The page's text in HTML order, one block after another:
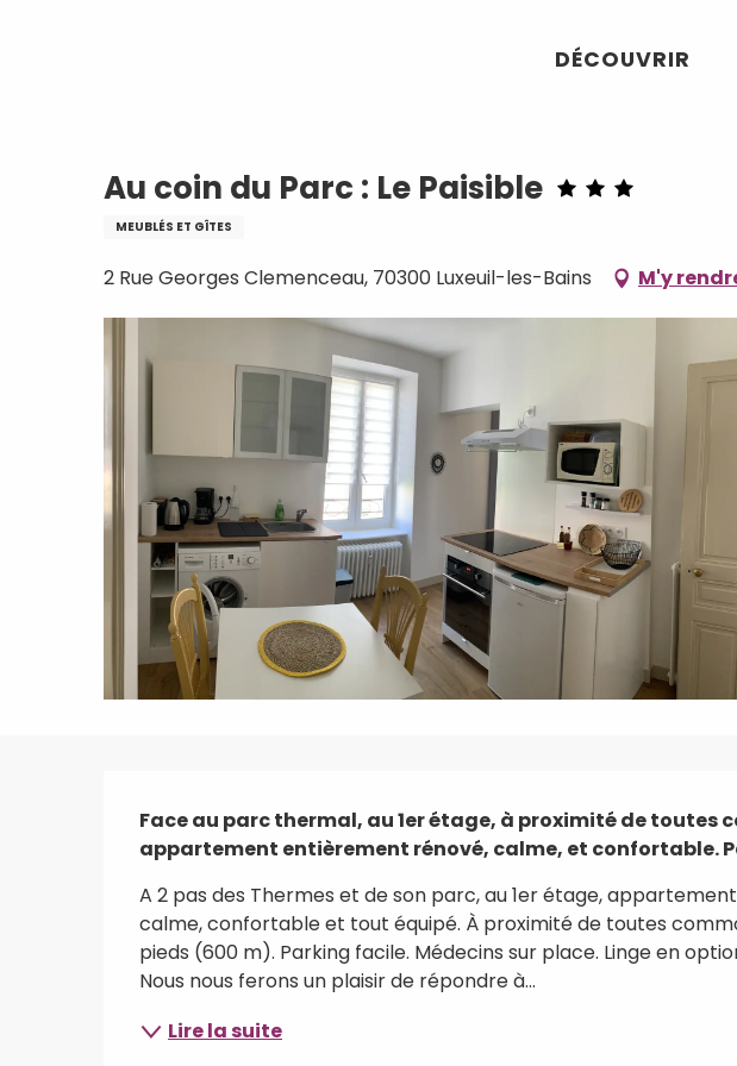
DÉCOUVRIR
Au coin du Parc : Le Paisible
MEUBLÉS ET GÎTES
2 Rue Georges Clemenceau, 70300 Luxeuil-les-Bains M'y
Description
Face au parc thermal, au 1er étage, à proximité de toutes
appartement entièrement rénové, calme, et confortable.
A 2 pas des Thermes et de son parc, au 1er étage,
calme, confortable et tout équipé. À proximité de toutes
pieds (600 m). Parking facile. Médecins sur place. Linge en
Nous nous ferons un plaisir de répondre à...
Lire la suite